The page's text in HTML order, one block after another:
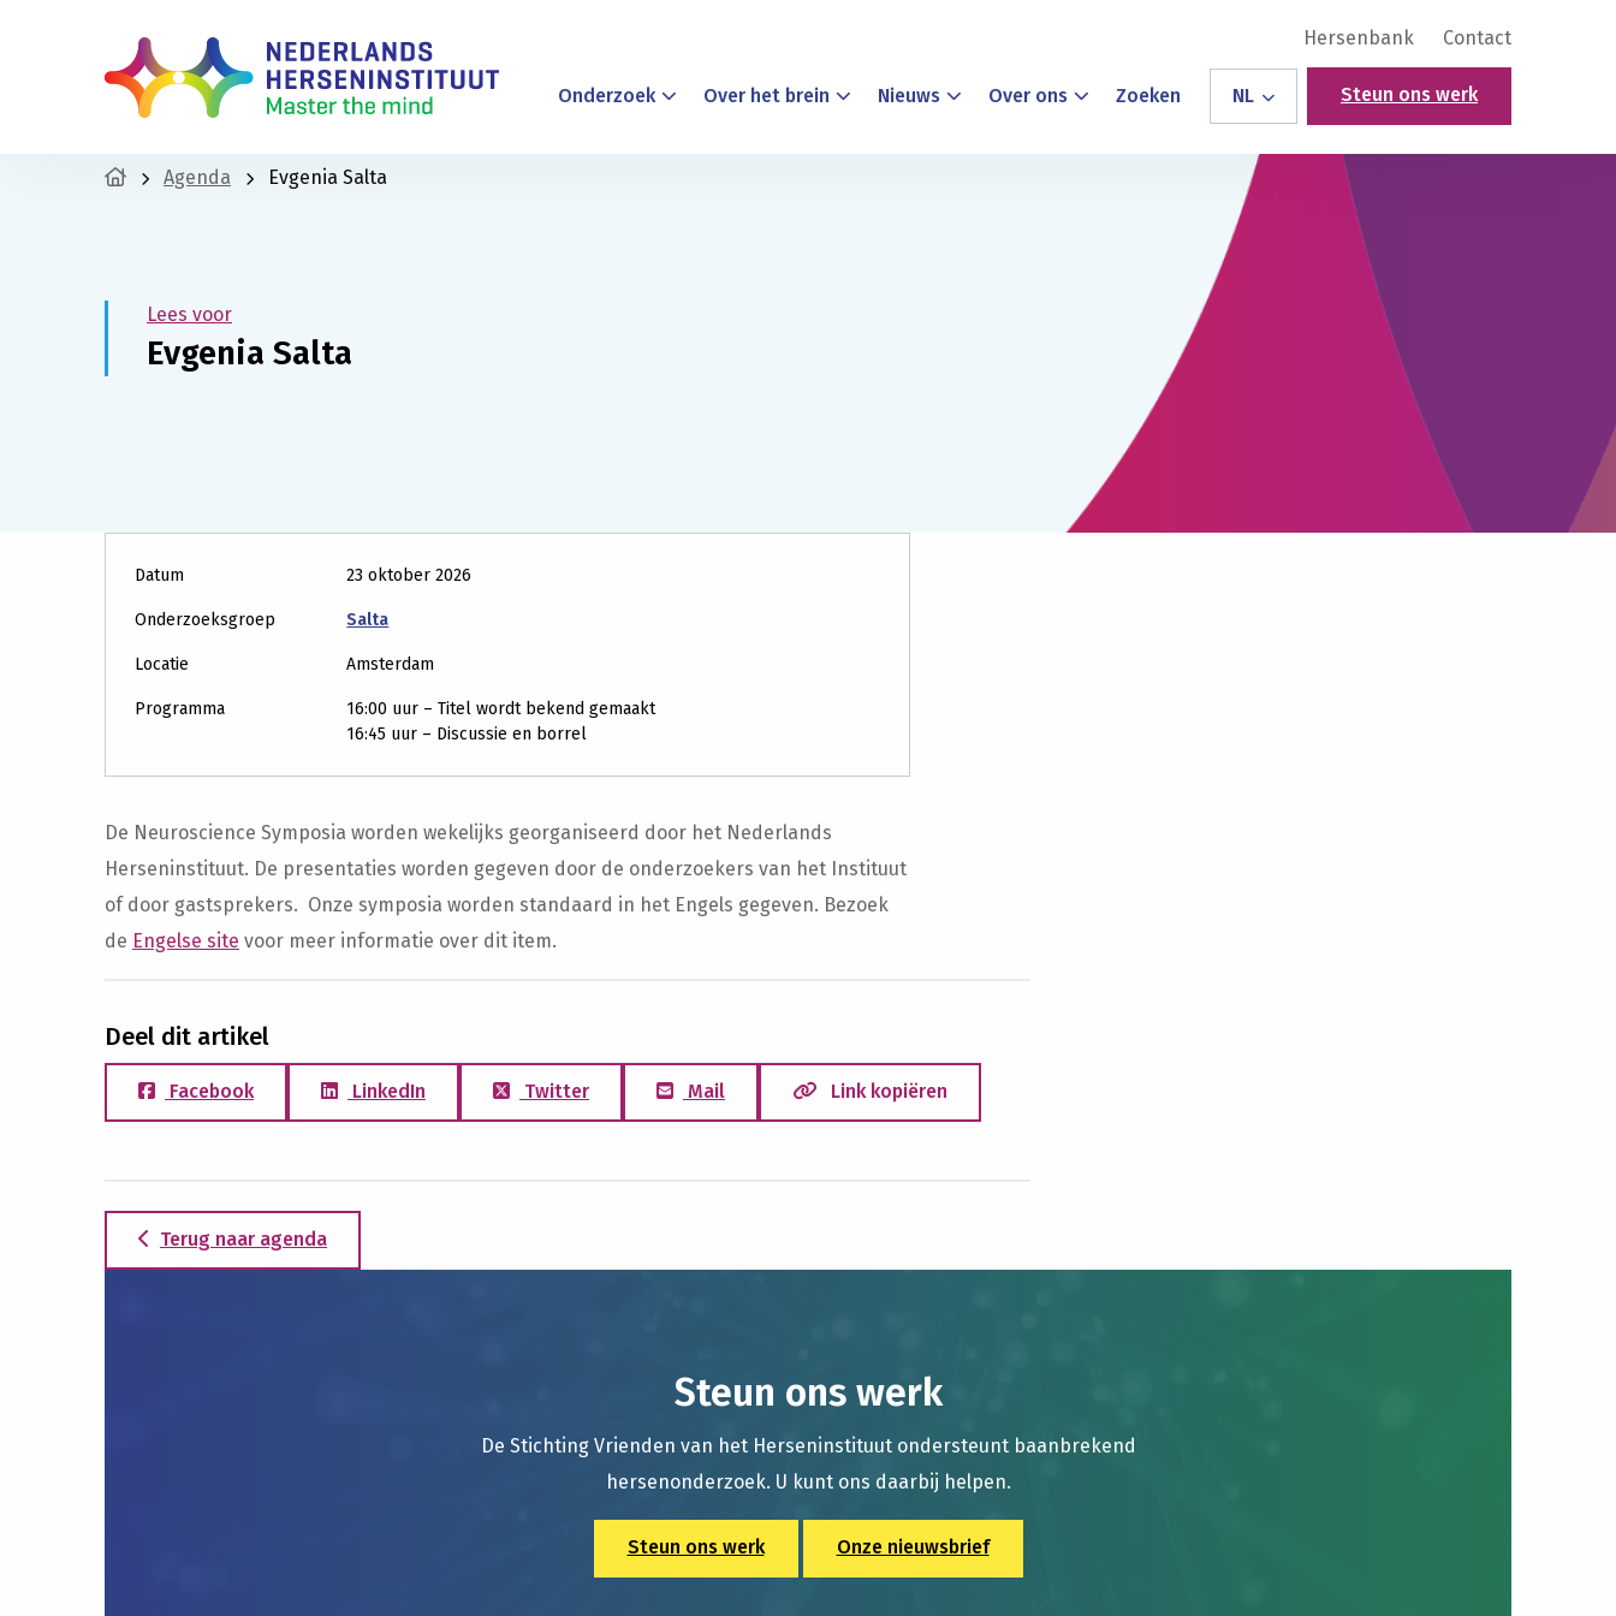
Hersenbank Contact
Onderzoek Over het brein Nieuws Over ons Zoeken NL Steun ons werk
Agenda Evgenia Salta
Lees voor
Evgenia Salta
Datum 23 oktober 2026
Onderzoeksgroep Salta
Locatie Amsterdam
Programma
16:00 uur – Titel wordt bekend gemaakt
16:45 uur – Discussie en borrel
De Neuroscience Symposia worden wekelijks georganiseerd door het Nederlands
Herseninstituut. De presentaties worden gegeven door de onderzoekers van het Instituut
of door gastsprekers. Onze symposia worden standaard in het Engels gegeven. Bezoek
de Engelse site voor meer informatie over dit item.
Deel dit artikel
Facebook LinkedIn Twitter Mail Link kopiëren
Terug naar agenda
Steun ons werk
De Stichting Vrienden van het Herseninstituut ondersteunt baanbrekend
hersenonderzoek. U kunt ons daarbij helpen.
Steun ons werk Onze nieuwsbrief